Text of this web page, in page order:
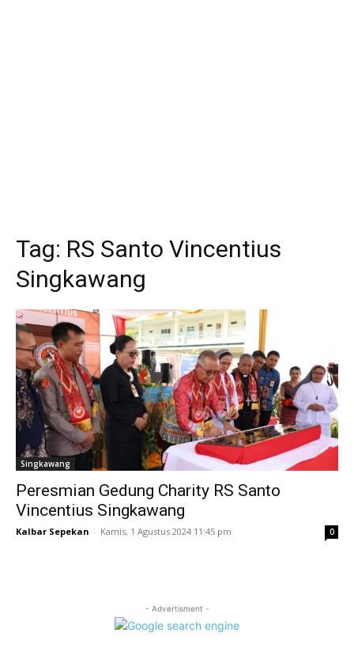
Tag: RS Santo Vincentius
Singkawang
Singkawang
Peresmian Gedung Charity RS Santo
Vincentius Singkawang
Kalbar Sepekan - Kamis, 1 Agustus 2024 11:45 pm 0
- Advertisment -